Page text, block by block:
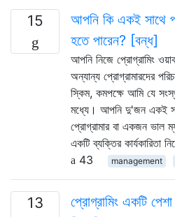
15
আপনি কি একই সাথে
হতে পারেন? [বন্ধ]
আপনি নিজে প্রোগ্রামিং
অন্যান্য প্রোগ্রামারদের
স্কিম, কমপক্ষে আমি যে
মধ্যে। আপনি দু'জন একই
প্রোগ্রামার বা একজন ভাল
একটি ব্যক্তির কার্যকারিতা
43
management
13
প্রোগ্রামিং একটি পেশা